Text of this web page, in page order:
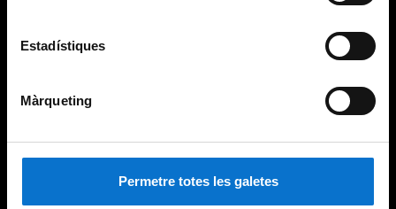
Estadístiques
Màrqueting
Permetre totes les galetes